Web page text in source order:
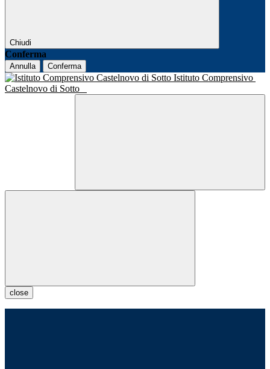
Chiudi
Conferma
Annulla Conferma
Istituto Comprensivo
Castelnovo di Sotto
close